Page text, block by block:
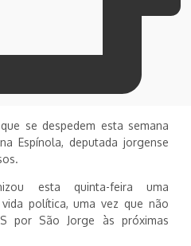
se despedem esta semana
Espínola, deputada jorgense
esta quinta-feira uma
política, uma vez que não
por São Jorge às próximas